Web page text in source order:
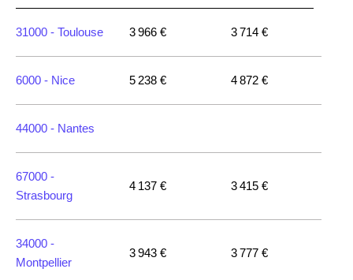
31000 - Toulouse 3 966 € 3 714 €
6000 - Nice 5 238 € 4 872 €
44000 - Nantes
67000 -
Strasbourg
4 137 € 3 415 €
34000 -
Montpellier
3 943 € 3 777 €